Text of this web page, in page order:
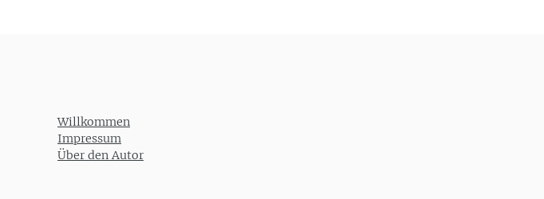
Willkommen
Impressum
Über den Autor